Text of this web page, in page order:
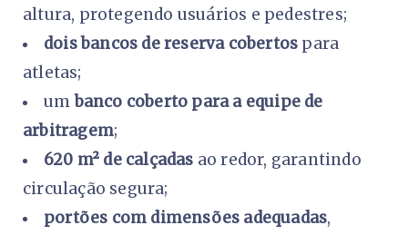
altura, protegendo usuários e pedestres;
dois bancos de reserva cobertos para
atletas;
umbanco coberto para a equipe de
arbitragem;
620 m² de calçadas ao redor, garantindo
circulação segura;
portões com dimensões adequadas,